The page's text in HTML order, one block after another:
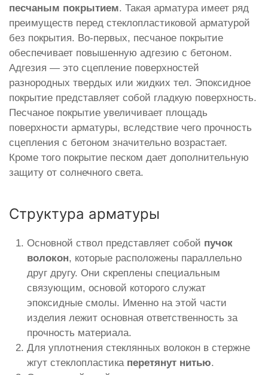
песчаным покрытием. Такая арматура имеет ряд
преимуществ перед стеклопластиковой арматурой
без покрытия. Во-первых, песчаное покрытие
обеспечивает повышенную адгезию с бетоном.
Адгезия — это сцепление поверхностей
разнородных твердых или жидких тел. Эпоксидное
покрытие представляет собой гладкую поверхность.
Песчаное покрытие увеличивает площадь
поверхности арматуры, вследствие чего прочность
сцепления с бетоном значительно возрастает.
Кроме того покрытие песком дает дополнительную
защиту от солнечного света.
Структура арматуры
Основной ствол представляет собой пучок
волокон, которые расположены параллельно
друг другу. Они скреплены специальным
связующим, основой которого служат
эпоксидные смолы. Именно на этой части
изделия лежит основная ответственность за
прочность материала.
Для уплотнения стеклянных волокон в стержне
жгут стеклопластика перетянут нитью.